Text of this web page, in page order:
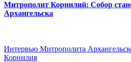
Митрополит Корнилий: Собор
Архангельска
Интервью Митрополита
Корнилия